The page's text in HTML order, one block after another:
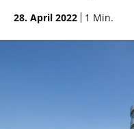
28. April 2022 1 Min.